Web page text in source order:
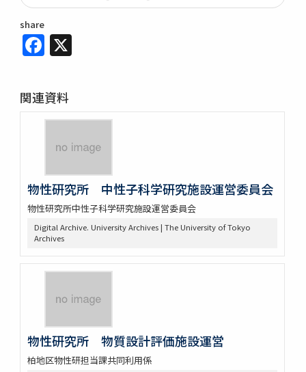
share
Facebook
関連資料
物性研究所 中性子科学研究施設運営委員会
物性研究所中性子科学研究施設運営委員会
Digital Archive. University Archives | The University of Tokyo
Archives
物性研究所 物質設計評価施設運営
柏地区物性研担当課共同利用係